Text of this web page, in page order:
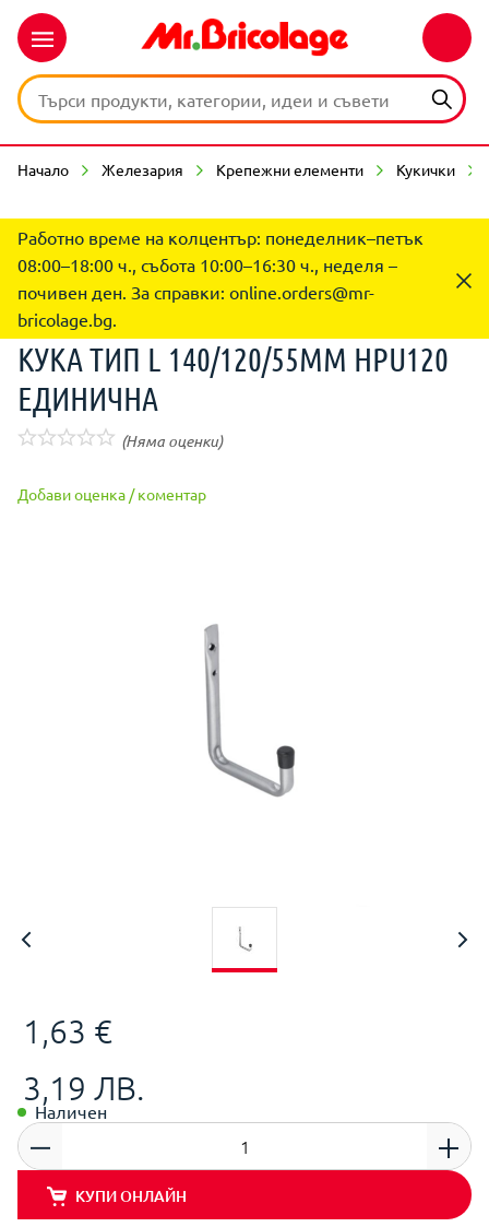
Начало Железария Крепежни елементи Кукички
Работно време на колцентър: понеделник–петък
08:00–18:00 ч., събота 10:00–16:30 ч., неделя –
почивен ден. За справки: online.orders@mr-
bricolage.bg.
КУКА ТИП L 140/120/55MM HPU120
ЕДИНИЧНА
(Няма оценки)
Добави оценка / коментар
1,63 €
3,19 ЛВ.
Наличен
КУПИ ОНЛАЙН